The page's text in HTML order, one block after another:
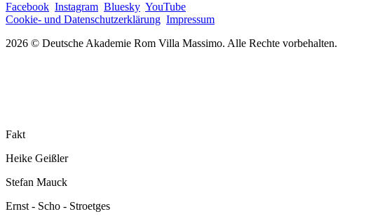
Facebook Instagram Bluesky YouTube
Cookie- und Datenschutzerklärung Impressum
2026 © Deutsche Akademie Rom Villa Massimo. Alle Rechte vorbehalten.
Fakt
Heike Geißler
Stefan Mauck
Ernst - Scho - Stroetges